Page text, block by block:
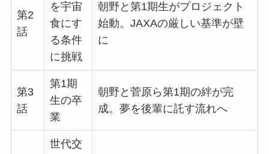
第2
話
を宇宙
食にす
る条件
に挑戦
朝野と第1期生がプロジェクト
始動。JAXAの厳しい基準が壁
に
第3
話
第1期
生の卒
業
朝野と菅原ら第1期の絆が完
成。夢を後輩に託す流れへ
世代交